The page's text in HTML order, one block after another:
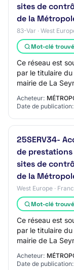
sites de
de la
83-Var · West
Mot-clé
Ce réseau est
par le titulaire
mairie de La
Acheteur:
Date de publication:
25SERV34-
de
sites de
de la
West Europe ·
Mot-clé
Ce réseau est
par le titulaire
mairie de La
Acheteur:
Date de publication: